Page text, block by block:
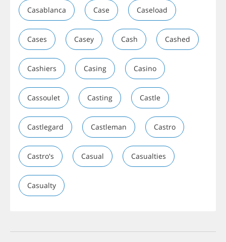
Casablanca Case Caseload
Cases Casey Cash Cashed
Cashiers Casing Casino
Cassoulet Casting Castle
Castlegard Castleman Castro
Castro's Casual Casualties
Casualty